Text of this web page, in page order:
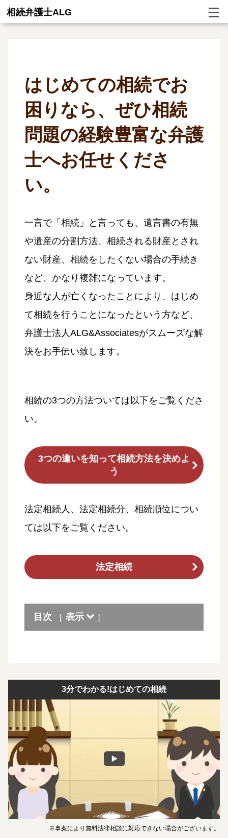
相続弁護士ALG
はじめての相続でお
困りなら、 ぜひ相続
問題の経験豊富な弁護
士へお任せくださ
い。
一言で「相続」と言っても、遺言書の有無
や遺産の分割方法、相続される財産とされ
ない財産、相続をしたくない場合の手続き
など、かなり複雑になっています。
身近な人が亡くなったことにより、はじめ
て相続を行うことになったという方など、
弁護士法人ALG&Associatesがスムーズな解
決をお手伝い致します。
相続の3つの方法ついては以下をご覧くださ
い。
3つの違いを知って相続方法を決めよ
う
法定相続人、法定相続分、相続順位につい
ては以下をご覧ください。
法定相続
目次 [ 表示 ]
3分でわかる!はじめての相続
※事案により無料法律相談に対応できない場合がございます。